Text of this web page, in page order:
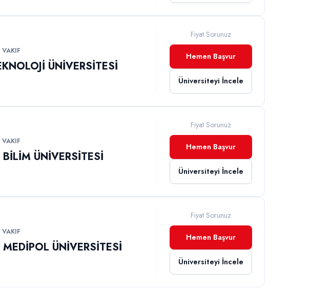
ÜNİVERSİTESİ
Fiyat Sorunuz
Hemen Başvur
Üniversiteyi İncele
ÜNİVERSİTESİ
Fiyat Sorunuz
Hemen Başvur
Üniversiteyi İncele
ÜNİVERSİTESİ
Fiyat Sorunuz
Hemen Başvur
Üniversiteyi İncele